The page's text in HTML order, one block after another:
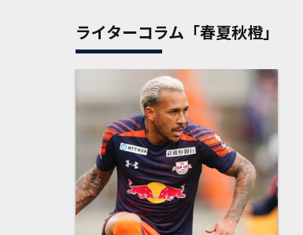
ライターコラム「春夏秋橙」